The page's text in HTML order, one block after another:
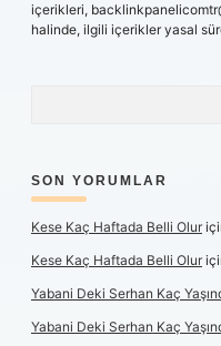
içerikleri,
halinde, ilgili içerikler yasal
SON YORUMLAR
Kese Kaç Haftada Belli Olur
Kese Kaç Haftada Belli Olur
Yabani Deki Serhan Kaç
Yabani Deki Serhan Kaç